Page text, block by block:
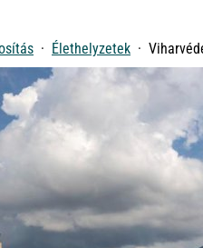
Élethelyzetek